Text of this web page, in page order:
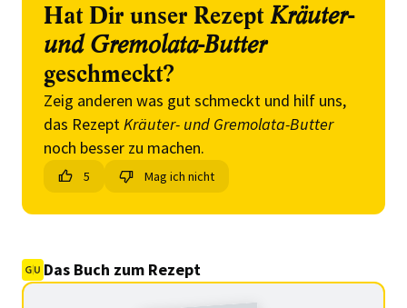
Hat Dir unser Rezept Kräuter-
und Gremolata-Butter
geschmeckt?
Zeig anderen was gut schmeckt und hilf uns,
das RezeptKräuter- und Gremolata-Butter
noch besser zu machen.
5 Mag ich nicht
Das Buch zum Rezept